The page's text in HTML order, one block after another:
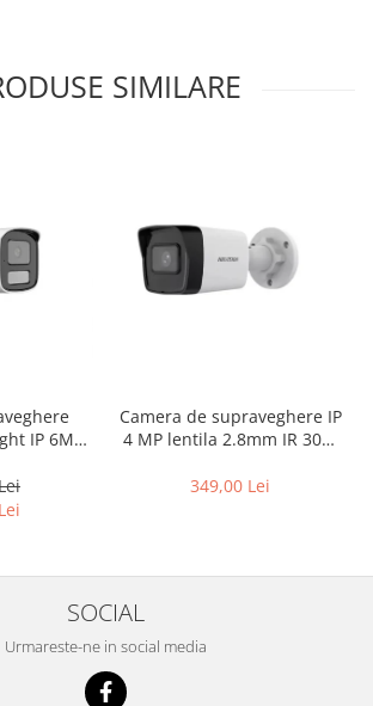
SIMILARE
IP 6MP
–
Camera de supraveghere IP
4 MP lentila 2.8mm IR 30m
DS-2CD1041G0-I-2.8mm
349,00 Lei
SOCIAL
Urmareste-ne in social media